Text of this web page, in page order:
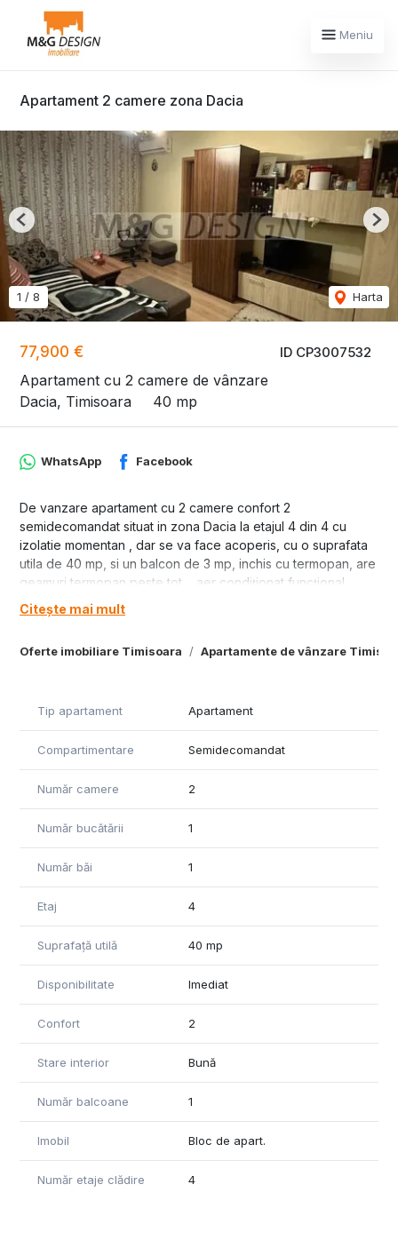
Meniu
Apartament 2 camere zona Dacia
ID CP3007532
77,900 €
Apartament cu 2 camere de vânzare
Dacia, Timisoara
40 mp
1 / 8 Harta
Previous
Oferte imobiliare Timisoara Apartamente de vânzare
WhatsApp Facebook
De vanzare apartament cu 2 camere confort 2
semidecomandat situat in zona Dacia la etajul 4 din 4 cu
izolatie momentan , dar se va face acoperis, cu o suprafata
utila de 40 mp, si un balcon de 3 mp, inchis cu termopan, are
geamuri termopan peste tot, , aer condiționat funcțional,
gresie si faianta, parchet laminat, incalzire de la oras, se
vinde mobilat si utilat la pretul de 77900 euro.
Citește mai mult
Tip apartament Apartament
Compartimentare Semidecomandat
Număr camere 2
Număr bucătării 1
Număr băi 1
Etaj 4
Suprafață utilă 40 mp
Disponibilitate Imediat
Confort 2
Stare interior Bună
Număr balcoane 1
Imobil Bloc de apart.
Număr etaje clădire 4